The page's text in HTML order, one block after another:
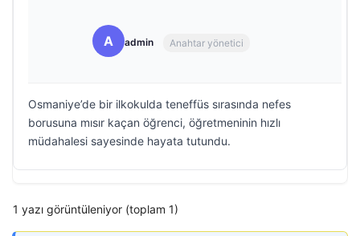
A admin Anahtar yönetici
Osmaniye’de bir ilkokulda teneffüs sırasında nefes
borusuna mısır kaçan öğrenci, öğretmeninin hızlı
müdahalesi sayesinde hayata tutundu.
1 yazı görüntüleniyor (toplam 1)